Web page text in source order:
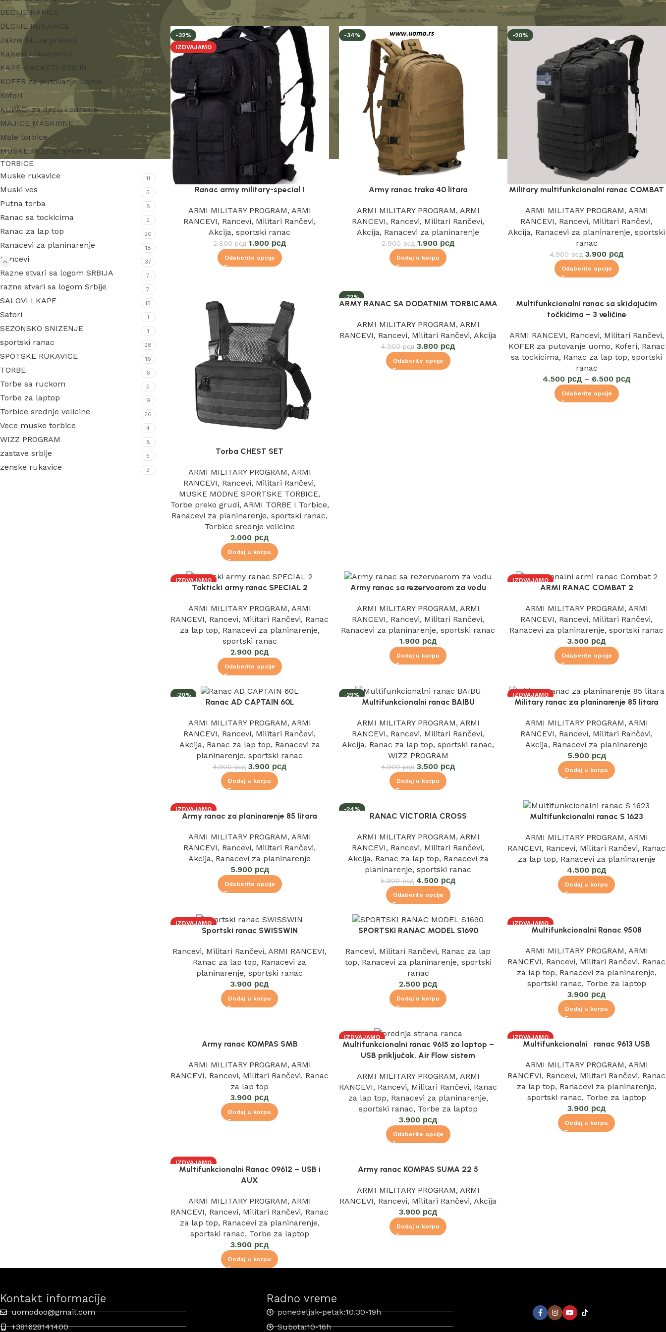
DECIJE KAPICE 4
DECIJE RUKAVICE 3
Jakne bluze prsluci 15
Kajsevi - Novcanici 11
KAPE-KACKETI-SESIRI 27
KOFER za putovanje uomo 18
Koferi 17
KUPACI za decu i odrasle 2
MAJICE MASKIRNE 2
Male torbice 8
MUSKE MODNE SPORTSKE
TORBICE
41
Muske rukavice 11
Muski ves 5
Putna torba 8
Ranac sa tockicima 2
Ranac za lap top 20
Ranacevi za planinarenje 18
Rancevi 37
Razne stvari sa logom SRBIJA 7
razne stvari sa logom Srbije 7
SALOVI I KAPE 15
Satori 1
SEZONSKO SNIZENJE 1
sportski ranac 28
SPOTSKE RUKAVICE 16
TORBE 6
Torbe sa ruckom 5
Torbe za laptop 9
Torbice srednje velicine 26
Vece muske torbice 4
WIZZ PROGRAM 8
zastave srbije 5
zenske rukavice 3
Početna Rancevi Militari Rančevi Prikaži 36 48
-32%
IZDVAJAMO
Ranac army military-special 1
ARMI MILITARY PROGRAM, ARMI
RANCEVI, Rancevi, Militari Rančevi,
Akcija,sportski ranac
2.800рсд 1.900 рсд
Odaberite opcije
-34%
Army ranac traka 40 litara
ARMI MILITARY PROGRAM, ARMI
RANCEVI, Rancevi, Militari Rančevi,
Akcija, Ranacevi za planinarenje
2.900рсд 1.900 рсд
Dodaj u korpu
-20%
Military multifunkcionalni ranac COMBAT
ARMI MILITARY PROGRAM, ARMI
RANCEVI, Rancevi, Militari Rančevi,
Akcija, Ranacevi za planinarenje,sportski
ranac
4.900рсд 3.900 рсд
Odaberite opcije
Torba CHEST SET
ARMI MILITARY PROGRAM, ARMI
RANCEVI, Rancevi, Militari Rančevi,
MUSKE MODNE SPORTSKE TORBICE,
Torbe preko grudi, ARMI TORBE I Torbice,
Ranacevi za planinarenje,sportski ranac,
Torbice srednje velicine
2.000 рсд
Dodaj u korpu
-22%
ARMY RANAC SA DODATNIM TORBICAMA
ARMI MILITARY PROGRAM, ARMI
RANCEVI, Rancevi, Militari Rančevi,Akcija
4.900рсд 3.800 рсд
Odaberite opcije
Multifunkcionalni ranac sa skidajućim
točkićima – 3 veličine
ARMI RANCEVI, Rancevi, Militari Rančevi,
KOFER za putovanje uomo, Koferi, Ranac
sa tockicima, Ranac za lap top,sportski
ranac
4.500 рсд – 6.500 рсд
Odaberite opcije
IZDVAJAMO
Takticki army ranac SPECIAL 2
ARMI MILITARY PROGRAM, ARMI
RANCEVI, Rancevi, Militari Rančevi, Ranac
za lap top, Ranacevi za planinarenje,
sportski ranac
2.900 рсд
Odaberite opcije
Army ranac sa rezervoarom za vodu
ARMI MILITARY PROGRAM, ARMI
RANCEVI, Rancevi, Militari Rančevi,
Ranacevi za planinarenje,sportski ranac
1.900 рсд
Dodaj u korpu
IZDVAJAMO
ARMI RANAC COMBAT 2
ARMI MILITARY PROGRAM, ARMI
RANCEVI, Rancevi, Militari Rančevi,
Ranacevi za planinarenje,sportski ranac
3.500 рсд
Odaberite opcije
-20%
IZDVAJAMORanac AD CAPTAIN 60L
ARMI MILITARY PROGRAM, ARMI
RANCEVI, Rancevi, Militari Rančevi,
Akcija, Ranac za lap top, Ranacevi za
planinarenje,sportski ranac
4.900рсд 3.900 рсд
Dodaj u korpu
-29%
IZDVAJAMO
Multifunkcionalni ranac BAIBU
ARMI MILITARY PROGRAM, ARMI
RANCEVI, Rancevi, Militari Rančevi,
Akcija, Ranac za lap top,sportski ranac,
WIZZ PROGRAM
4.900рсд 3.500 рсд
Dodaj u korpu
IZDVAJAMO
Military ranac za planinarenje 85 litara
ARMI MILITARY PROGRAM, ARMI
RANCEVI, Rancevi, Militari Rančevi,
Akcija, Ranacevi za planinarenje
5.900 рсд
Dodaj u korpu
IZDVAJAMO
Army ranac za planinarenje 85 litara
ARMI MILITARY PROGRAM, ARMI
RANCEVI, Rancevi, Militari Rančevi,
Akcija, Ranacevi za planinarenje
5.900 рсд
Odaberite opcije
-24%
RANAC VICTORIA CROSS
ARMI MILITARY PROGRAM, ARMI
RANCEVI, Rancevi, Militari Rančevi,
Akcija, Ranac za lap top, Ranacevi za
planinarenje,sportski ranac
5.900рсд 4.500 рсд
Odaberite opcije
Multifunkcionalni ranac S 1623
ARMI MILITARY PROGRAM, ARMI
RANCEVI, Rancevi, Militari Rančevi, Ranac
za lap top, Ranacevi za planinarenje
4.500 рсд
Dodaj u korpu
IZDVAJAMO
Sportski ranac SWISSWIN
Rancevi, Militari Rančevi,ARMI RANCEVI,
Ranac za lap top, Ranacevi za
planinarenje,sportski ranac
3.900 рсд
Dodaj u korpu
SPORTSKI RANAC MODEL S1690
Rancevi, Militari Rančevi, Ranac za lap
top, Ranacevi za planinarenje, sportski
ranac
2.500 рсд
Dodaj u korpu
IZDVAJAMO
Multifunkcionalni Ranac 9508
ARMI MILITARY PROGRAM, ARMI
RANCEVI, Rancevi, Militari Rančevi, Ranac
za lap top, Ranacevi za planinarenje,
sportski ranac, Torbe za laptop
3.900 рсд
Dodaj u korpu
Army ranac KOMPAS SMB
ARMI MILITARY PROGRAM, ARMI
RANCEVI, Rancevi, Militari Rančevi, Ranac
za lap top
3.900 рсд
Dodaj u korpu
IZDVAJAMO
Multifunkcionalni ranac 9615 za laptop –
USB priključak, Air Flow sistem
ARMI MILITARY PROGRAM, ARMI
RANCEVI, Rancevi, Militari Rančevi, Ranac
za lap top, Ranacevi za planinarenje,
sportski ranac, Torbe za laptop
3.900 рсд
Odaberite opcije
IZDVAJAMO
Multifunkcionalni ranac 9613 USB
ARMI MILITARY PROGRAM, ARMI
RANCEVI, Rancevi, Militari Rančevi, Ranac
za lap top, Ranacevi za planinarenje,
sportski ranac, Torbe za laptop
3.900 рсд
Dodaj u korpu
IZDVAJAMO
Multifunkcionalni Ranac 09612 – USB i
AUX
ARMI MILITARY PROGRAM, ARMI
RANCEVI, Rancevi, Militari Rančevi, Ranac
za lap top, Ranacevi za planinarenje,
sportski ranac, Torbe za laptop
3.900 рсд
Dodaj u korpu
Army ranac KOMPAS SUMA 22 5
ARMI MILITARY PROGRAM, ARMI
RANCEVI, Rancevi, Militari Rančevi,Akcija
3.900 рсд
Dodaj u korpu
Kontakt informacije
uomodoo@gmail.com
+381628141400
Radno vreme
ponedeljak-petak:10.30-19h
Subota:10-16h